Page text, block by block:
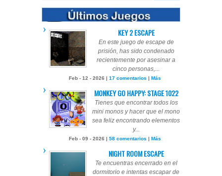
KEY 2 ESCAPE
En este juego de escape de
prisión, has sido condenado
recientemente por asesinar a
cinco personas,...
Feb - 12 - 2026 | 17 comentarios | Más
MONKEY GO HAPPY: STAGE 1022
Tienes que encontrar todos los
mini monos y hacer que el mono
sea feliz encontrando elementos
y...
Feb - 09 - 2026 | 58 comentarios | Más
NIGHT ROOM ESCAPE
Te encuentras encerrado en el
dormitorio e intentas escapar de